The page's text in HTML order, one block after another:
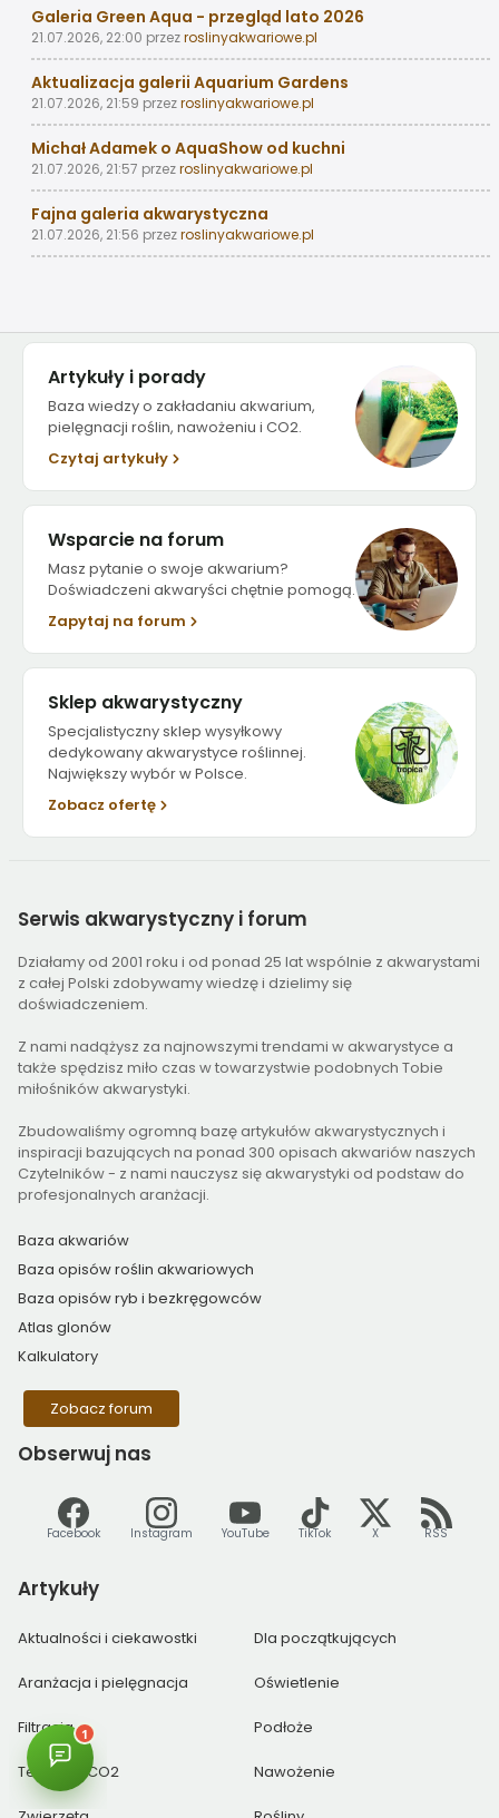
Galeria Green Aqua - przegląd lato 2026
21.07.2026, 22:00 przezroslinyakwariowe.pl
Aktualizacja galerii Aquarium Gardens
21.07.2026, 21:59 przezroslinyakwariowe.pl
Michał Adamek o AquaShow od kuchni
21.07.2026, 21:57 przezroslinyakwariowe.pl
Fajna galeria akwarystyczna
21.07.2026, 21:56 przezroslinyakwariowe.pl
Artykuły i porady
Baza wiedzy o zakładaniu akwarium,
pielęgnacji roślin, nawożeniu i CO2.
Czytaj artykuły
Wsparcie na forum
Masz pytanie o swoje akwarium?
Doświadczeni akwaryści chętnie pomogą.
Zapytaj na forum
Sklep akwarystyczny
Specjalistyczny sklep wysyłkowy
dedykowany akwarystyce roślinnej.
Największy wybór w Polsce.
Zobacz ofertę
Serwis akwarystyczny i forum
Działamy od 2001 roku i od ponad 25 lat wspólnie z akwarystami
z całej Polski zdobywamy wiedzę i dzielimy się
doświadczeniem.
Z nami nadążysz za najnowszymi trendami w akwarystyce a
także spędzisz miło czas w towarzystwie podobnych Tobie
miłośników akwarystyki.
Zbudowaliśmy ogromną bazę artykułów akwarystycznych i
inspiracji bazujących na ponad 300 opisach akwariów naszych
Czytelników - z nami nauczysz się akwarystyki od podstaw do
profesjonalnych aranżacji.
Baza akwariów
Baza opisów roślin akwariowych
Baza opisów ryb i bezkręgowców
Atlas glonów
Kalkulatory
Zobacz forum
Obserwuj nas
Facebook Instagram YouTube TikTok X RSS
Artykuły
Aktualności i ciekawostki Dla początkujących
Aranżacja i pielęgnacja Oświetlenie
Filtracja Podłoże
Technika CO2 Nawożenie